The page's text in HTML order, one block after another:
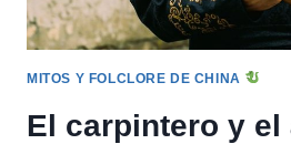
MITOS Y FOLCLORE DE CHINA
El carpintero y el